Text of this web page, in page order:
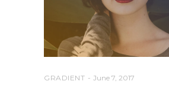
GRADIENT June 7, 2017